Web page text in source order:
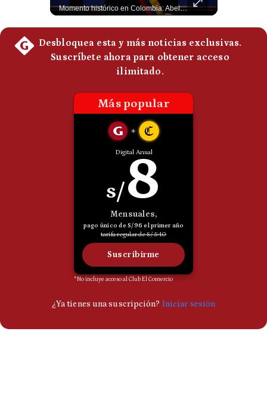
De
Cookies
Preguntas
Frecuentes
Momento histórico en Colombia: Abelardo de la Espriella prestó juramento y recibió la banda presidencial en la Arena USC de Cali, convirtiéndose oficialmente en el nuevo Presidente de la República para el periodo 2026-2030. Por primera vez en la historia reciente del país, la investidura presidencial se celebró fuera de Bogotá. ¿Qué opinas del inicio de este nuevo mandato constitucional? #DeLaEspriella #Colombia #PosesionPresidencial #Cali #Shorts 👉 Suscríbete y activa la campana para no perderte nuestro análisis diario. 🌎 Síguenos en nuestras redes sociales: 📌 Web oficial: https://gestion.pe/mundo/ 📌 LinkedIn: http://bit.ly/3HYIET0 📌 X (Twitter): http://bit.ly/4noZtX9 📌 TikTok: http://bit.ly/4evB6TO